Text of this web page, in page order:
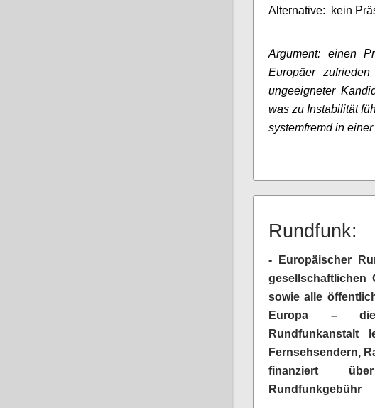
Alternative: kein
Argument: einen
Europäer
ungeeigneter
was zu Instabilität
systemfremd in
Rundfunk:
- Europäischer
gesellschaftlichen
sowie alle
Europa –
Rundfunkanstalt
Fernsehsendern,
finanziert
Rundfunkgebühr